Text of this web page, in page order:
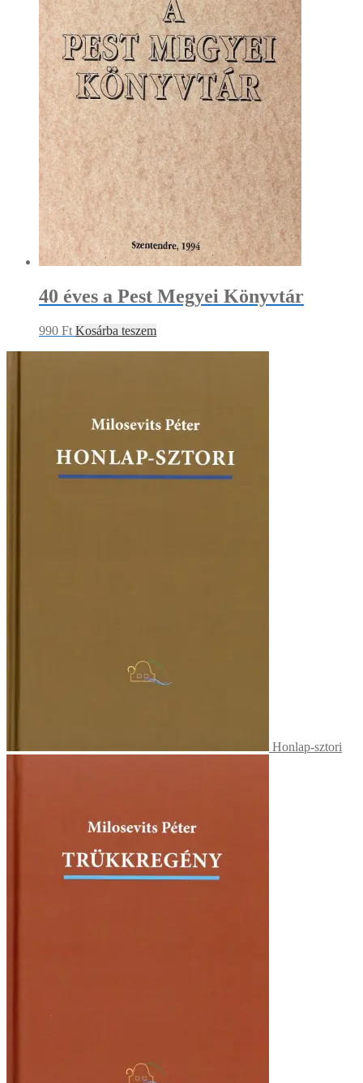
40 éves a Pest Megyei Könyvtár
990 Ft Kosárba teszem
Honlap-sztori